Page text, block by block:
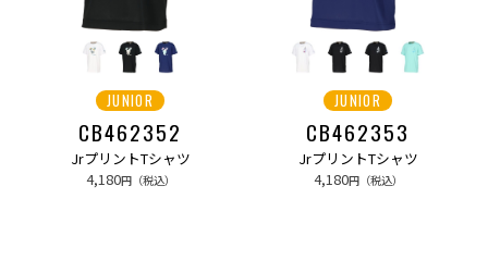
JUNIOR
CB462352
JrプリントTシャツ
4,180円（税込）
JUNIOR
CB462353
JrプリントTシャツ
4,180円（税込）